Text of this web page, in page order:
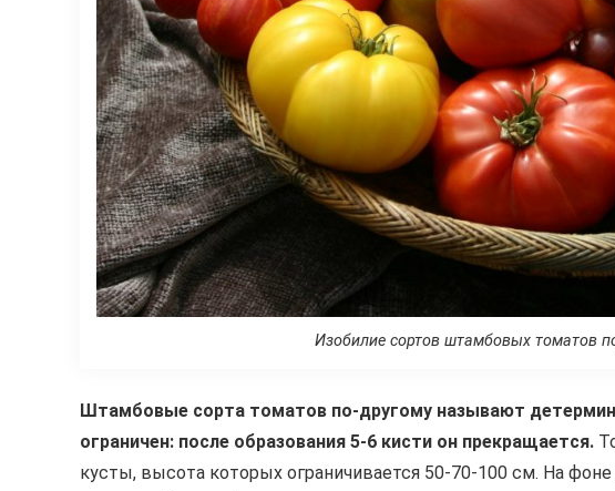
Изобилие сортов штамбовых томатов
Штамбовые сорта томатов по-другому называют
ограничен: после образования 5-6 кисти он прекращается.
кусты, высота которых ограничивается 50-70-100 см. На